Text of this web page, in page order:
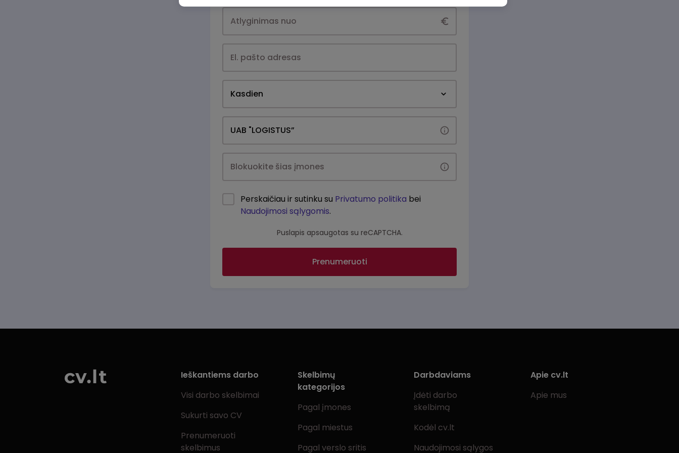
Kasdien
Perskaičiau ir sutinku su Privatumo politika bei
Naudojimosi sąlygomis.
Puslapis apsaugotas su reCAPTCHA.
Prenumeruoti
Ieškantiems darbo
Visi darbo skelbimai
Sukurti savo CV
Prenumeruoti
skelbimus
Skelbimų
kategorijos
Pagal įmones
Pagal miestus
Pagal verslo sritis
Darbdaviams
Įdėti darbo
skelbimą
Kodėl cv.lt
Naudojimosi sąlygos
Apie cv.lt
Apie mus